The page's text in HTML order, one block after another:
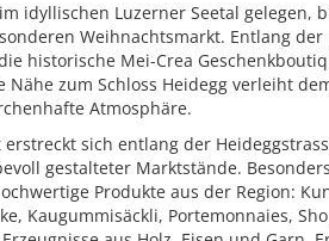
idyllischen Luzerner Seetal gelegen,
Weihnachtsmarkt. Entlang
historische Mei-Crea
Nähe zum Schloss Heidegg verleiht
Atmosphäre.
sich entlang der
gestalteter Marktstände.
Produkte aus der Region:
Kaugummisäckli, Portemonnaies,